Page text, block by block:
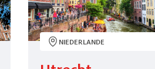
NIEDERLANDE